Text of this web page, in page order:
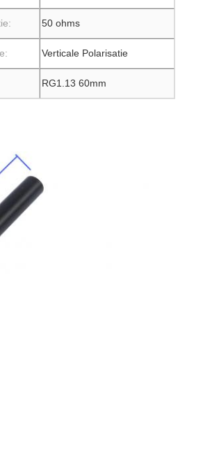
50 ohms
Verticale Polarisatie
RG1.13 60mm